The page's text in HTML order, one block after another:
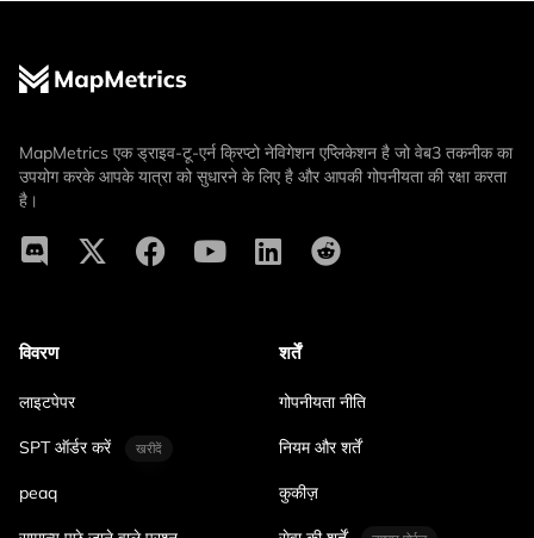
MapMetrics एक ड्राइव-टू-एर्न क्रिप्टो नेविगेशन एप्लिकेशन है जो वेब3 तकनीक का
उपयोग करके आपके यात्रा को सुधारने के लिए है और आपकी गोपनीयता की रक्षा करता
है।
विवरण
लाइटपेपर
SPT ऑर्डर करें खरीदें
peaq
शर्तें
गोपनीयता नीति
नियम और शर्तें
कुकीज़